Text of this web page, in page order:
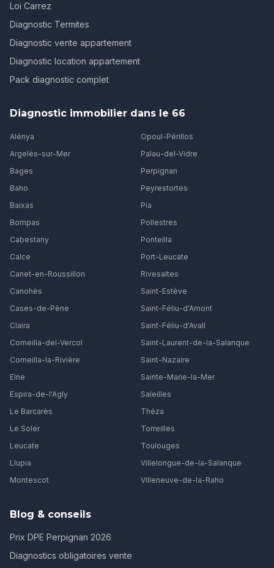
Loi Carrez
Diagnostic Termites
Diagnostic vente appartement
Diagnostic location appartement
Pack diagnostic complet
Diagnostic immobilier dans le 66
Alénya
Argelès-sur-Mer
Bages
Baho
Baixas
Bompas
Cabestany
Calce
Canet-en-Roussillon
Canohès
Cases-de-Pène
Claira
Corneilla-del-Vercol
Corneilla-la-Rivière
Elne
Espira-de-l'Agly
Le Barcarès
Le Soler
Leucate
Llupia
Montescot
Opoul-Périllos
Palau-del-Vidre
Perpignan
Peyrestortes
Pia
Pollestres
Ponteilla
Port-Leucate
Rivesaltes
Saint-Estève
Saint-Féliu-d'Amont
Saint-Féliu-d'Avall
Saint-Laurent-de-la-Salanque
Saint-Nazaire
Sainte-Marie-la-Mer
Saleilles
Théza
Torreilles
Toulouges
Villelongue-de-la-Salanque
Villeneuve-de-la-Raho
Blog & conseils
Prix DPE Perpignan 2026
Diagnostics obligatoires vente